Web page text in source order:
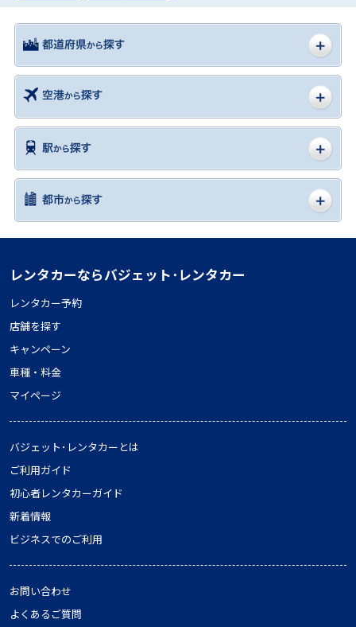
レンタカーならバジェット･レンタカー
レンタカー予約
店舗を探す
キャンペーン
車種・料金
マイページ
バジェット･レンタカーとは
ご利用ガイド
初心者レンタカーガイド
新着情報
ビジネスでのご利用
お問い合わせ
よくあるご質問